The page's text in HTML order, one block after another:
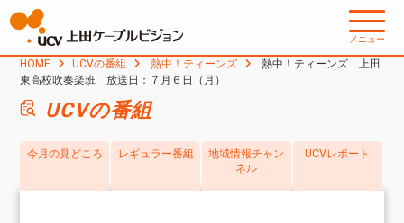
メニュー
HOME UCVの番組 熱中！ティーンズ
熱中！ティーンズ 上田
東高校吹奏楽班 放送日：７月６日（月）
UCVの番組
今月の見どころ レギュラー番組
地域情報チャン
ネル
UCVレポート